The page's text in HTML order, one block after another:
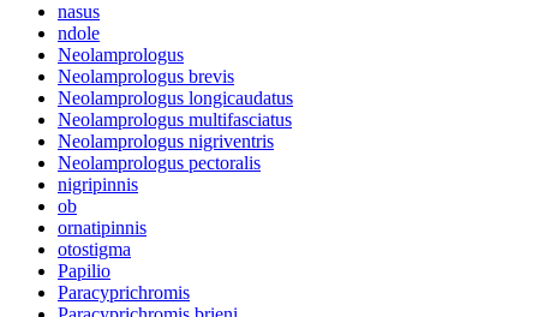
nasus
ndole
Neolamprologus
Neolamprologus brevis
Neolamprologus longicaudatus
Neolamprologus multifasciatus
Neolamprologus nigriventris
Neolamprologus pectoralis
nigripinnis
ob
ornatipinnis
otostigma
Papilio
Paracyprichromis